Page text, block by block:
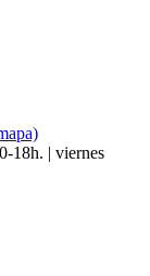
18h. | viernes